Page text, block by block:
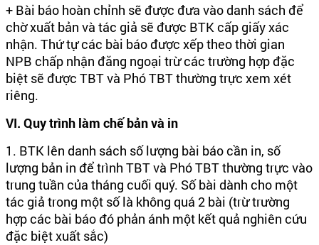
+ Bài báo hoàn chỉnh sẽ được đưa vào danh sách để
chờ xuất bản và tác giả sẽ được BTK cấp giấy xác
nhận. Thứ tự các bài báo được xếp theo thời gian
NPB chấp nhận đăng ngoại trừ các trường hợp đặc
biệt sẽ được TBT và Phó TBT thường trực xem xét
riêng.
VI. Quy trình làm chế bản và in
1. BTK lên danh sách số lượng bài báo cần in, số
lượng bản in để trình TBT và Phó TBT thường trực vào
trung tuần của tháng cuối quý. Số bài dành cho một
tác giả trong một số là không quá 2 bài (trừ trường
hợp các bài báo đó phản ánh một kết quả nghiên cứu
đặc biệt xuất sắc)